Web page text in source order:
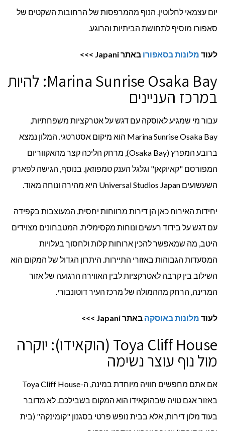
יום עצמאי לחלוטין. הנוף מהמרפסות של הרחובות השקטים של
סאפורו מוסיף לתחושת הביתיות והרוגע.
לעוד מלונות בסאפורו באתרJapani
>>>
Marina Sunrise Osaka Bay: להיות
במרכז העניינים
עבור מי שמגיע לאוסקה עם דגש על אטרקציות משפחתיות,
Marina Sunrise Osaka Bay הוא מיקום אסטרטגי. המלון נמצא
ברובע המפרץ (Osaka Bay), מרחק הליכה קצר מהאקווריום
המפורסם "קאיוקאן" וגלגל הענק טמפוזאן. בנוסף, הגישה לפארק
השעשועים Universal Studios Japan היא מהירה ונוחה מאוד.
יחידות האירוח כאן הן דירות מרווחות יחסית, המעוצבות בקפידה
עם דגש על בידוד רעשים ונוחות מקסימלית. המטבחונים מצוידים
היטב, מה שמאפשר להכין ארוחות קלות ולחסוך בעלויות
המסעדות הגבוהות באזורי התיירות. היתרון הגדול של המקום הוא
השילוב בין קרבה לאטרקציות לבין האווירה הרגועה של אזור
המרינה, הרחק מההמולה של מרכז העיר דוטונבורי.
לעוד מלונות באוסקה באתרJapani
>>>
Toya Cliff House (הוקאידו): יוקרה
מול נוף עוצר נשימה
אם אתם מחפשים חוויה מיוחדת במינה, ה-Toya Cliff House
באזור אגם טויה שבהוקאידו הוא המקום בשבילכם. לא מדובר
בעוד מלון דירות, אלא בבית נופש פרטי בסגנון "קומינקה" (בית